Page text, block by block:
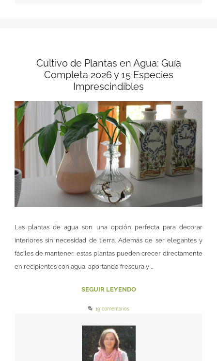
Cultivo de Plantas en Agua: Guía
Completa 2026 y 15 Especies
Imprescindibles
Las plantas de agua son una opción perfecta para decorar
interiores sin necesidad de tierra. Además de ser elegantes y
fáciles de mantener, estas plantas pueden crecer directamente
en recipientes con agua, aportando frescura y …
SEGUIR LEYENDO
19 comentarios